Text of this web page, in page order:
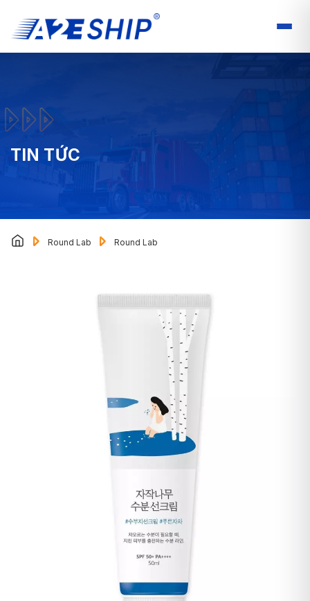
TIN TỨC
Round Lab Round Lab